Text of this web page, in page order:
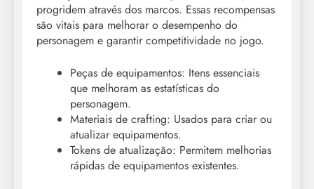
progridem através dos marcos. Essas recompensas
são vitais para melhorar o desempenho do
personagem e garantir competitividade no jogo.
Peças de equipamentos: Itens essenciais
que melhoram as estatísticas do
personagem.
Materiais de crafting: Usados para criar ou
atualizar equipamentos.
Tokens de atualização: Permitem melhorias
rápidas de equipamentos existentes.